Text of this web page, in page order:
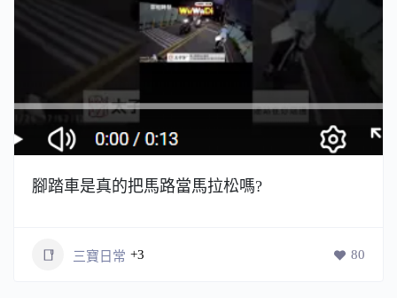
腳踏車是真的把馬路當馬拉松嗎?
三寶日常 +3 80